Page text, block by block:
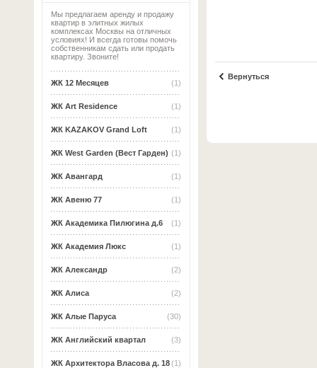
Мы предлагаем аренду и продажу
квартир в элитных жилых
комплексах Москвы на отличных
условиях! И всегда готовы помочь
собственникам сдать или продать
квартиру. Звоните!
(1)
ЖК 12 Месяцев
(1)
ЖК Art Residence
(1)
ЖК KAZAKOV Grand Loft
(1)
ЖК West Garden (Вест Гарден)
(1)
ЖК Авангард
(1)
ЖК Авеню 77
(1)
ЖК Академика Пилюгина д.6
(1)
ЖК Академия Люкс
(2)
ЖК Александр
(2)
ЖК Алиса
(30)
ЖК Алые Паруса
(3)
ЖК Английский квартал
(1)
ЖК Архитектора Власова д. 18
Вернуться